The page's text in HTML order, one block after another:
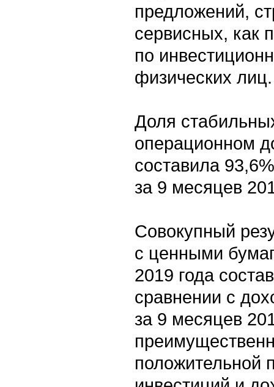
предложений,
сервисных, как
по
физических лиц.
Доля
операционном
составила
за 9 месяцев
Совокупный
с ценными
2019 года
сравнении с
за 9 месяцев
положительной